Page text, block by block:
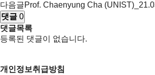
다음글Prof. Chaenyung Cha
댓글 0
댓글목록
등록된 댓글이 없습니다.
개인정보취급방침